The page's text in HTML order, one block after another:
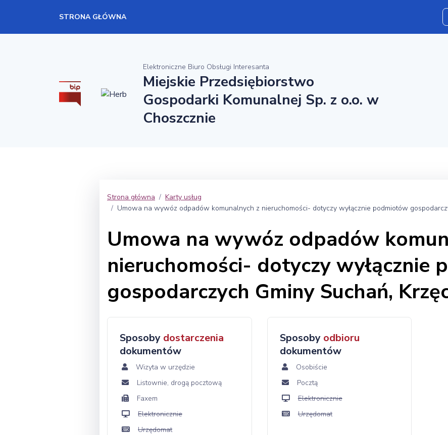
STRONA GŁÓWNA
Elektroniczne Biuro Obsługi Interesanta
Miejskie Przedsiębiorstwo
Gospodarki Komunalnej Sp. z o.o. w
Choszcznie
Strona główna
Karty usług
Umowa na wywóz odpadów komunalnych z nieruchomości- dotyczy wyłącznie podmiotów
Umowa na wywóz odpadów
nieruchomości- dotyczy wyłącznie
gospodarczych Gminy Suchań,
Sposoby dostarczenia
dokumentów
Wizyta w urzędzie
Listownie, drogą pocztową
Faxem
Elektronicznie
Urzędomat
Sposoby odbioru
dokumentów
Osobiście
Pocztą
Elektronicznie
Urzędomat